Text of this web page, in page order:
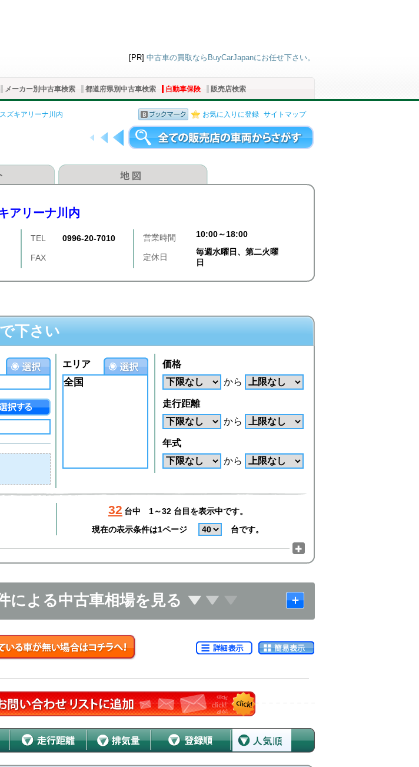
[PR] 中古車の買取ならBuyCarJapanにお任せ下さい。
メーカー別中古車検索 都道府県別中古車検索 自動車保険 販売店検索
お気に入りに登録 サイトマップ
ズキアリーナ川内
アリーナ川内
TEL 0996-20-7010 営業時間 10:00～18:00
FAX 定休日
毎週水曜日、第二火曜
日
下さい
エリア
全国
価格
から
走行距離
から
年式
から
32 台中
1～32 台目を表示中です。
現在の表示条件は1ページ
台です。
による中古車相場を見る